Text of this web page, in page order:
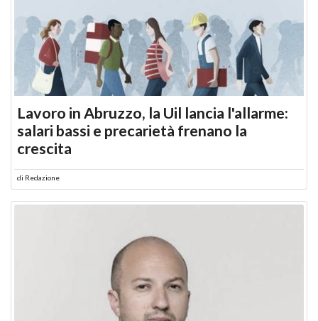
Lavoro in Abruzzo, la Uil lancia l'allarme:
salari bassi e precarietà frenano la
crescita
di Redazione